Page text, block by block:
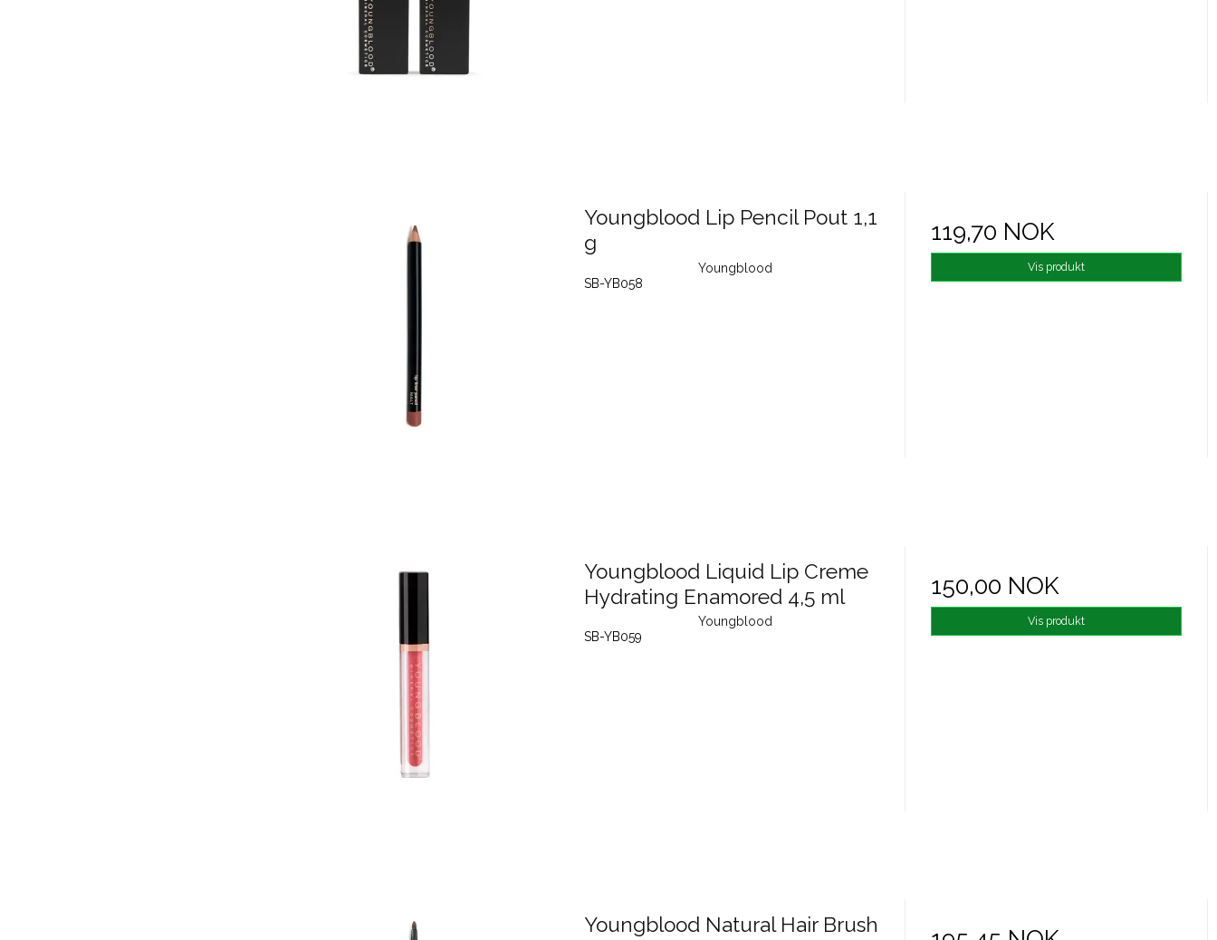
Youngblood Lip Pencil Pout 1,1
g
Youngblood
SB-YB058
119,70 NOK
Vis produkt
Youngblood Liquid Lip Creme
Hydrating Enamored 4,5 ml
Youngblood
SB-YB059
150,00 NOK
Vis produkt
Youngblood Natural Hair Brush